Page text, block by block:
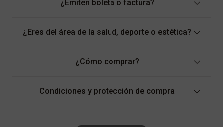
¿Emiten boleta o factura?
¿Eres del área de la salud, deporte o estética?
¿Cómo comprar?
Condiciones y protección de compra